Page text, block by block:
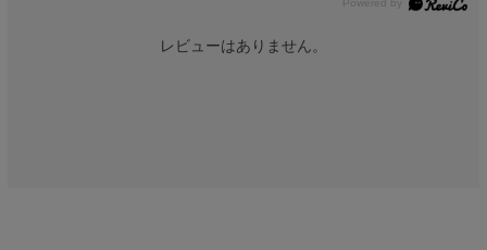
レビューはありません。